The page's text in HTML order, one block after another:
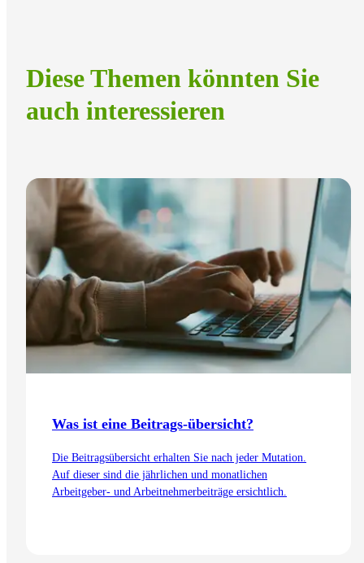
Diese Themen könnten Sie
auch interessieren
Was ist eine Beitrags-übersicht?
Die Beitragsübersicht erhalten Sie nach jeder Mutation.
Auf dieser sind die jährlichen und monatlichen
Arbeitgeber- und Arbeitnehmerbeiträge ersichtlich.